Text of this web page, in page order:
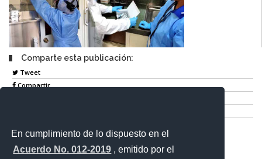
En cumplimiento de lo dispuesto en el
Acuerdo No. 012-2019 , emitido por el
Comparte esta publicación:
Tweet
Compartir
Entérate